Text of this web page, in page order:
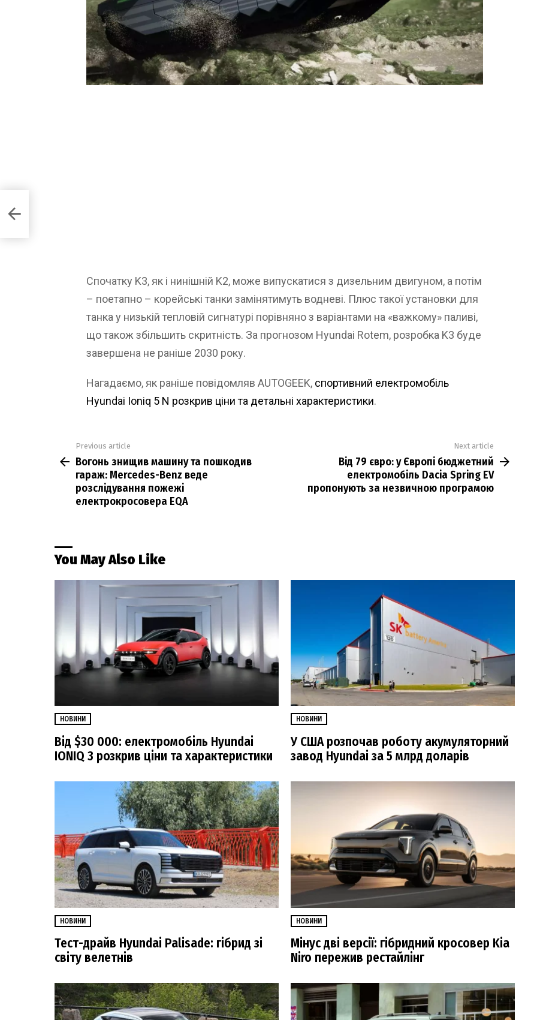
Спочатку K3, як і нинішній K2, може випускатися з дизельним двигуном, а потім
– поетапно – корейські танки замінятимуть водневі. Плюс такої установки для
танка у низькій тепловій сигнатурі порівняно з варіантами на «важкому» паливі,
що також збільшить скритність. За прогнозом Hyundai Rotem, розробка K3 буде
завершена не раніше 2030 року.
Нагадаємо, як раніше повідомляв AUTOGEEK, спортивний електромобіль
Hyundai Ioniq 5 N розкрив ціни та детальні характеристики.
more
Previous article
Вогонь знищив машину та пошкодив
гараж: Mercedes-Benz веде
розслідування пожежі
електрокросовера EQA
Next article
Від 79 євро: у Європі бюджетний
електромобіль Dacia Spring EV
пропонують за незвичною програмою
You May Also Like
НОВИНИ
Від $30 000: електромобіль Hyundai
IONIQ 3 розкрив ціни та характеристики
НОВИНИ
У США розпочав роботу акумуляторний
завод Hyundai за 5 млрд доларів
НОВИНИ
Тест-драйв Hyundai Palisade: гібрид зі
світу велетнів
НОВИНИ
Мінус дві версії: гібридний кросовер Kia
Niro пережив рестайлінг